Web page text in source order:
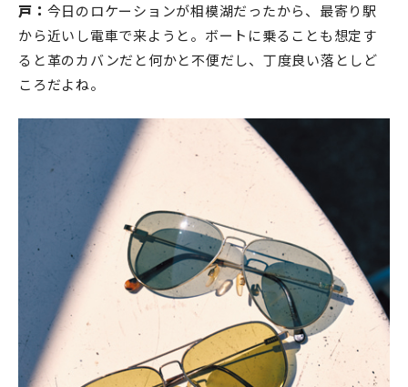
戸： 今日のロケーションが相模湖だったから、最寄り駅
から近いし電車で来ようと。ボートに乗ることも想定す
ると革のカバンだと何かと不便だし、丁度良い落としど
ころだよね。